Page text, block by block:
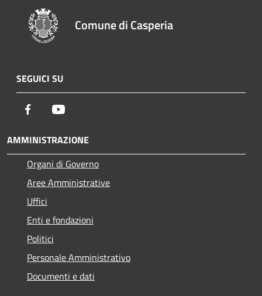
Comune di Casperia
SEGUICI SU
Facebook
AMMINISTRAZIONE
Organi di Governo
Aree Amministrative
Uffici
Enti e fondazioni
Politici
Personale Amministrativo
Documenti e dati